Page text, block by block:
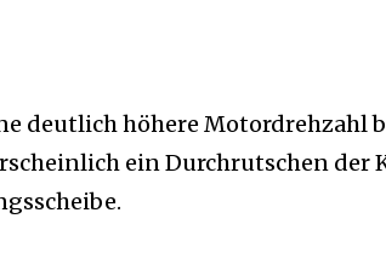
deutlich höhere Motordrehzahl
ein Durchrutschen der